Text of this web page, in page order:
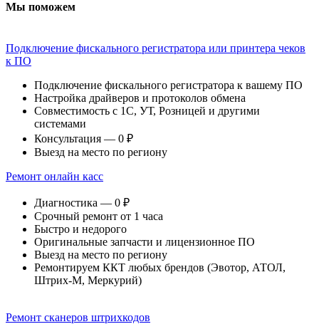
Мы поможем
Подключение фискального регистратора или принтера чеков
к ПО
Подключение фискального регистратора к вашему ПО
Настройка драйверов и протоколов обмена
Совместимость с 1С, УТ, Розницей и другими
системами
Консультация — 0 ₽
Выезд на место по региону
Ремонт онлайн касс
Диагностика — 0 ₽
Срочный ремонт от 1 часа
Быстро и недорого
Оригинальные запчасти и лицензионное ПО
Выезд на место по региону
Ремонтируем ККТ любых брендов (Эвотор, АТОЛ,
Штрих-М, Меркурий)
Ремонт сканеров штрихкодов